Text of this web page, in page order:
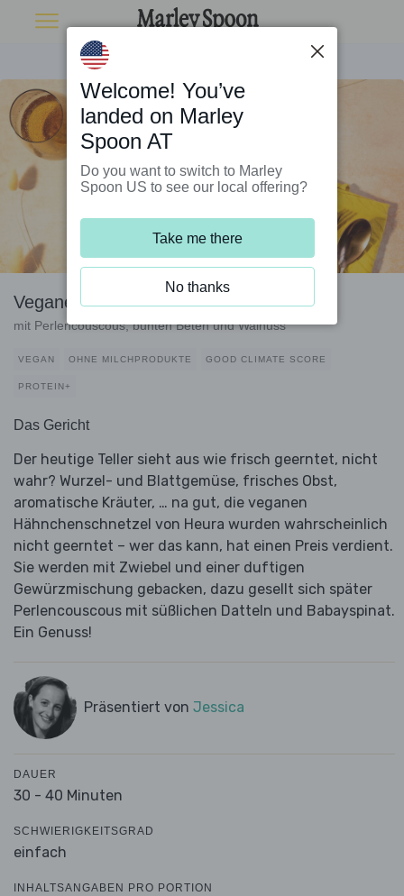
Veganes Hähnchen aus dem Ofen
mit Perlencouscous, bunten Beten und Walnuss
VEGAN OHNE MILCHPRODUKTE GOOD CLIMATE SCORE
PROTEIN+
Das Gericht
Der heutige Teller sieht aus wie frisch geerntet, nicht
wahr? Wurzel- und Blattgemüse, frisches Obst,
aromatische Kräuter, … na gut, die veganen
Hähnchenschnetzel von Heura wurden wahrscheinlich
nicht geerntet – wer das kann, hat einen Preis verdient.
Sie werden mit Zwiebel und einer duftigen
Gewürzmischung gebacken, dazu gesellt sich später
Perlencouscous mit süßlichen Datteln und Babayspinat.
Ein Genuss!
Präsentiert von Jessica
DAUER
30 - 40 Minuten
SCHWIERIGKEITSGRAD
einfach
INHALTSANGABEN PRO PORTION
Welcome! You’ve
landed on Marley
Spoon AT
Do you want to switch to Marley
Spoon US to see our local offering?
Take me there
No thanks